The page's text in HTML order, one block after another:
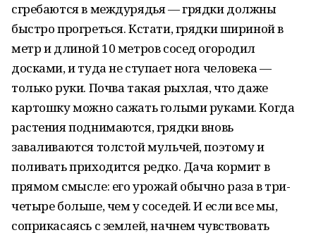
сгребаются в междурядья — грядки должны
быстро прогреться. Кстати, грядки шириной в
метр и длиной 10 метров сосед огородил
досками, и туда не ступает нога человека —
только руки. Почва такая рыхлая, что даже
картошку можно сажать голыми руками. Когда
растения поднимаются, грядки вновь
заваливаются толстой мульчей, поэтому и
поливать приходится редко. Дача кормит в
прямом смысле: его урожай обычно раза в три-
четыре больше, чем у соседей. И если все мы,
соприкасаясь с землей, начнем чувствовать